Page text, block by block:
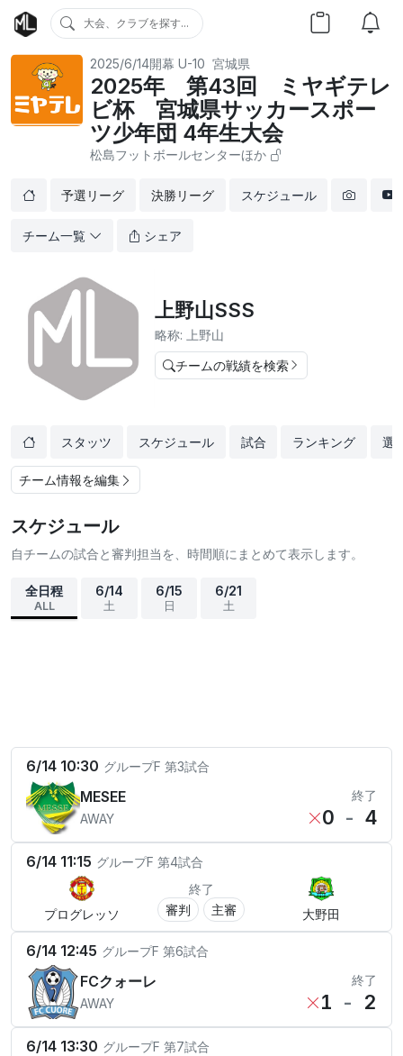
大会、クラブを探す...
2025/6/14開幕 U-10 宮城県
2025年 第43回 ミヤギテレ
ビ杯 宮城県サッカースポー
ツ少年団 4年生大会
松島フットボールセンターほか
予選リーグ 決勝リーグ スケジュール
チーム一覧 シェア
上野山SSS
略称: 上野山
チームの戦績を検索
スタッツ スケジュール 試合 ランキング 選
チーム情報を編集
スケジュール
自チームの試合と審判担当を、時間順にまとめて表示します。
全日程
ALL
6/14
土
6/15
日
6/21
土
6/14 10:30 グループF 第3試合
MESEE
AWAY
終了
0 - 4
6/14 11:15 グループF 第4試合
プログレッソ
終了
審判
主審 大野田
6/14 12:45 グループF 第6試合
FCクォーレ
AWAY
終了
1 - 2
6/14 13:30 グループF 第7試合